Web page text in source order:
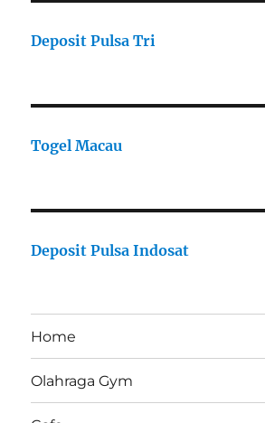
Deposit Pulsa Tri
Togel Macau
Deposit Pulsa Indosat
Home
Olahraga Gym